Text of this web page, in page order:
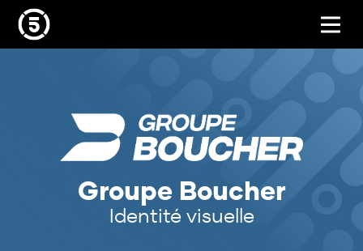
Groupe Boucher
Identité visuelle